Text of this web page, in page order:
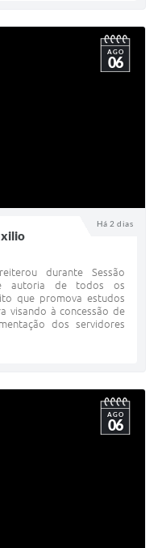
Há 2 dias
AGO
06
durante Sessão
autoria de todos os
que promova estudos
visando à concessão de
dos servidores
AGO
06